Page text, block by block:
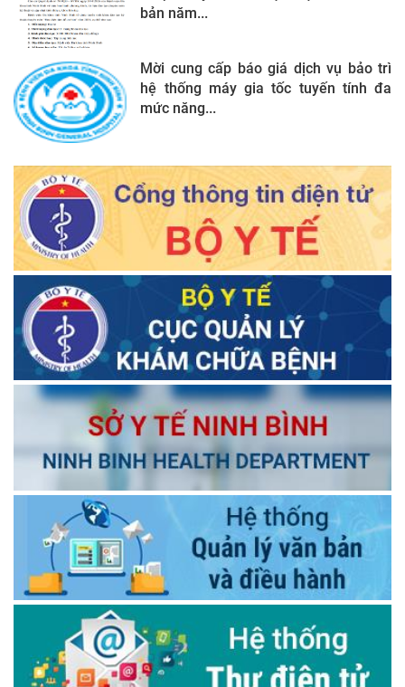
bản năm...
Mời cung cấp báo giá dịch vụ bảo trì
hệ thống máy gia tốc tuyến tính đa
mức năng...